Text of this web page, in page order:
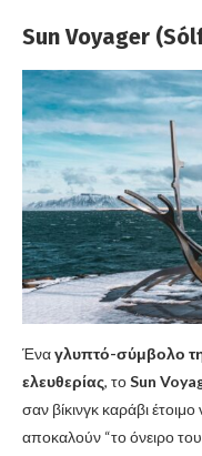
Sun Voyager
Έναγλυπτό-σύμβολο
ελευθερίας, τοSun
σαν βίκινγκ καράβι
αποκαλούν “το όνειρο του